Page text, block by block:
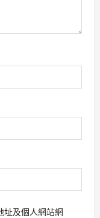
址及個人網站網